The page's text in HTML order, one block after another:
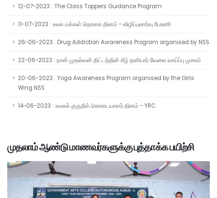
12-07-2023 : The Class Toppers Guidance Program
11-07-2023 : உலக மக்கள் தொகை தினம் - விழிப்புணர்வு பேரணி
26-06-2023 : Drug Addiction Awareness Program organised by NSS
22-06-2023 : நான் முதல்வன் திட்டத்தின் கீழ் தனியார் வேலை வாய்ப்பு முகாம்
20-06-2023 : Yoga Awareness Program organised by the Girls
Wing NSS
14-06-2023 : உலகக் குருதிக் கொடையாளர் தினம் - YRC
முதலாம் ஆண்டு மாணவர்களுக்கு புத்தாக்க பயிற்சி